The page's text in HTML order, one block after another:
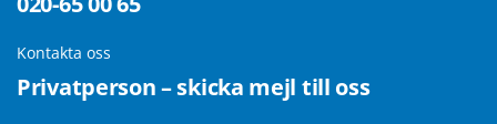
Kontakta oss
Privatperson – skicka mejl till oss